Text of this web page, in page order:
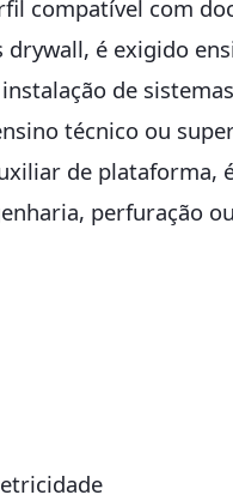
compatível com
é exigido
de
técnico ou
de plataforma,
perfuração